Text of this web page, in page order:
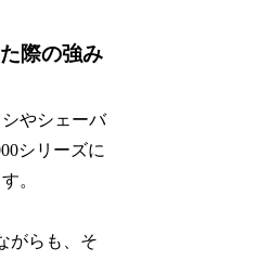
際の強み
やシェーバ
シリーズに
。
がらも、そ